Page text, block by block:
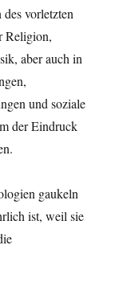
vorletzten
Religion,
aber auch in
und soziale
der Eindruck
gaukeln
ist, weil sie